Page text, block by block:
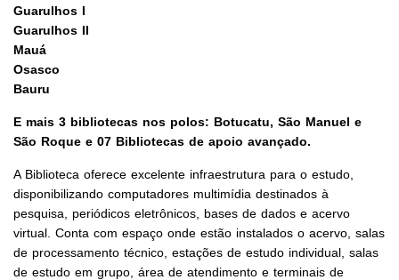
Guarulhos I
Guarulhos II
Mauá
Osasco
Bauru
E mais 3 bibliotecas nos polos: Botucatu, São Manuel e
São Roque e 07 Bibliotecas de apoio avançado.
A Biblioteca oferece excelente infraestrutura para o estudo,
disponibilizando computadores multimídia destinados à
pesquisa, periódicos eletrônicos, bases de dados e acervo
virtual. Conta com espaço onde estão instalados o acervo, salas
de processamento técnico, estações de estudo individual, salas
de estudo em grupo, área de atendimento e terminais de